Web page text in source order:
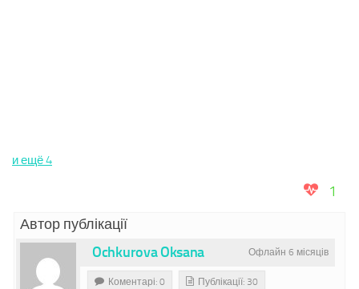
и ещё 4
1
Автор публікації
Офлайн 6 місяців
Ochkurova Oksana
Коментарі: 0 Публікації: 30